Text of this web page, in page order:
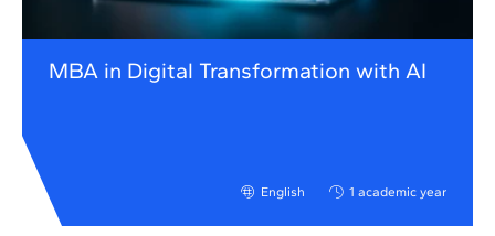
MBA in Digital Transformation with AI
English 1 academic year